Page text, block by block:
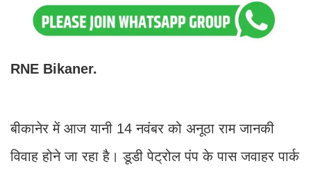
RNE Bikaner.
बीकानेर में आज यानी 14 नवंबर को अनूठा राम जानकी
विवाह होने जा रहा है। डूडी पेट्रोल पंप के पास जवाहर पार्क